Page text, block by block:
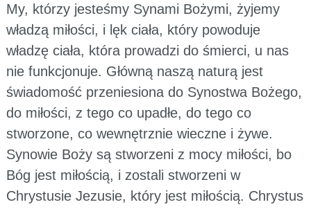
My, którzy jesteśmy Synami Bożymi, żyjemy
władzą miłości, i lęk ciała, który powoduje
władzę ciała, która prowadzi do śmierci, u nas
nie funkcjonuje. Główną naszą naturą jest
świadomość przeniesiona do Synostwa Bożego,
do miłości, z tego co upadłe, do tego co
stworzone, co wewnętrznie wieczne i żywe.
Synowie Boży są stworzeni z mocy miłości, bo
Bóg jest miłością, i zostali stworzeni w
Chrystusie Jezusie, który jest miłością. Chrystus